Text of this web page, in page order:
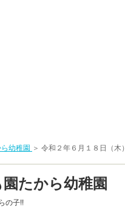
幼稚園 ＞ 令和２年６月１８日（木）
たから幼稚園
の子!!